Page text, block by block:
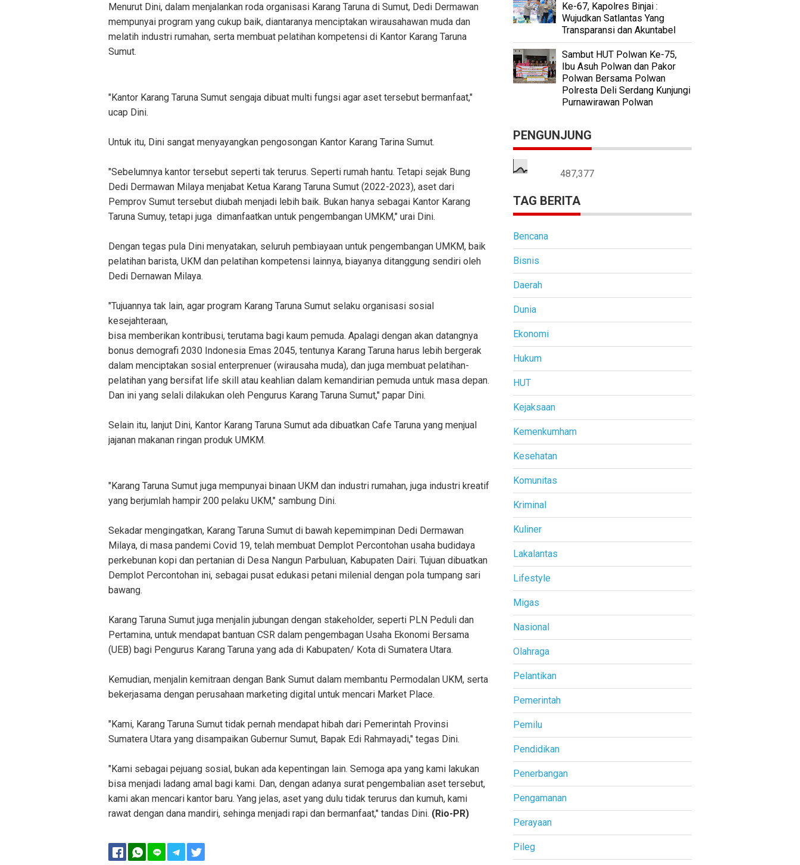
Menurut Dini, dalam menjalankan roda organisasi Karang Taruna di Sumut, Dedi Dermawan
mempunyai program yang cukup baik, diantaranya menciptakan wirausahawan muda dan
melatih industri rumahan, serta membuat pelatihan kompetensi di Kantor Karang Taruna
Sumut.
"Kantor Karang Taruna Sumut sengaja dibuat multi fungsi agar aset tersebut bermanfaat,"
ucap Dini.
Untuk itu, Dini sangat menyayangkan pengosongan Kantor Karang Tarina Sumut.
"Sebelumnya kantor tersebut seperti tak terurus. Seperti rumah hantu. Tetapi sejak Bung
Dedi Dermawan Milaya menjabat Ketua Karang Taruna Sumut (2022-2023), aset dari
Pemprov Sumut tersebut diubah menjadi lebih baik. Bukan hanya sebagai Kantor Karang
Taruna Sumuy, tetapi juga dimanfaatkan untuk pengembangan UMKM," urai Dini.
Dengan tegas pula Dini menyatakan, seluruh pembiayaan untuk pengembangan UMKM, baik
pelatihan barista, UKM dan pelatihan kompetensi lainnya, biayanya ditanggung sendiri oleh
Dedi Dernawan Milaya.
"Tujuannya tak lain, agar program Karang Taruna Sumut selaku organisasi sosial
kesejahteraan,
bisa memberikan kontribusi, terutama bagi kaum pemuda. Apalagi dengan akan datangnya
bonus demografi 2030 Indonesia Emas 2045, tentunya Karang Taruna harus lebih bergerak
dalam menciptakan sosial enterprenuer (wirausaha muda), dan juga membuat pelatihan-
pelatihan yang bersifat life skill atau keahlian dalam kemandirian pemuda untuk masa depan.
Dan ini yang selali dilakukan oleh Pengurus Karang Taruna Sumut," papar Dini.
Selain itu, lanjut Dini, Kantor Karang Taruna Sumut ada dibuatkan Cafe Taruna yang menjual
jajanan makanan ringan produk UMKM.
"Karang Taruna Sumut juga mempunyai binaan UKM dan industri rumahan, juga industri kreatif
yang berjumlah hampir 200 pelaku UKM," sambung Dini.
Sekadar mengingatkan, Karang Taruna Sumut di bawah kepemimpinan Dedi Dermawan
Milaya, di masa pandemi Covid 19, telah membuat Demplot Percontohan usaha budidaya
perkebunan kopi dan pertanian di Desa Nangun Parbuluan, Kabupaten Dairi. Tujuan dibuatkan
Demplot Percontohan ini, sebagai pusat edukasi petani milenial dengan pola tumpang sari
bawang.
Karang Taruna Sumut juga menjalin jubungan dengan stakeholder, seperti PLN Peduli dan
Pertamina, untuk mendapat bantuan CSR dalam pengembagan Usaha Ekonomi Bersama
(UEB) bagi Pengurus Karang Taruna yang ada di Kabupaten/ Kota di Sumatera Utara.
Kemudian, menjalin kemitraan dengan Bank Sumut dalam membantu Permodalan UKM, serta
bekerjasama dengan perusahaan marketing digital untuk mencari Market Place.
"Kami, Karang Taruna Sumut tidak pernah mendapat hibah dari Pemerintah Provinsi
Sumatera Utara yang disampaikan Gubernur Sumut, Bapak Edi Rahmayadi," tegas Dini.
"Kami sebagai pejuang sosial, bukan ada kepentingan lain. Semoga apa yang kami lakukan
bisa menjadi ladang amal bagi kami. Dan, dengan adanya surat pengembalian aset tersebut,
kami akan mencari kantor baru. Yang jelas, aset yang dulu tidak terurus dan kumuh, kami
rawat dengan dana mandiri, sehinga menjadi rapi dan bermanfaat," tandas Dini. (Rio-PR)
Ke-67, Kapolres Binjai :
Wujudkan Satlantas Yang
Transparansi dan Akuntabel
Sambut HUT Polwan Ke-75,
Ibu Asuh Polwan dan Pakor
Polwan Bersama Polwan
Polresta Deli Serdang Kunjungi
Purnawirawan Polwan
PENGUNJUNG
487,377
TAG BERITA
Bencana
Bisnis
Daerah
Dunia
Ekonomi
Hukum
HUT
Kejaksaan
Kemenkumham
Kesehatan
Komunitas
Kriminal
Kuliner
Lakalantas
Lifestyle
Migas
Nasional
Olahraga
Pelantikan
Pemerintah
Pemilu
Pendidikan
Penerbangan
Pengamanan
Perayaan
Pileg